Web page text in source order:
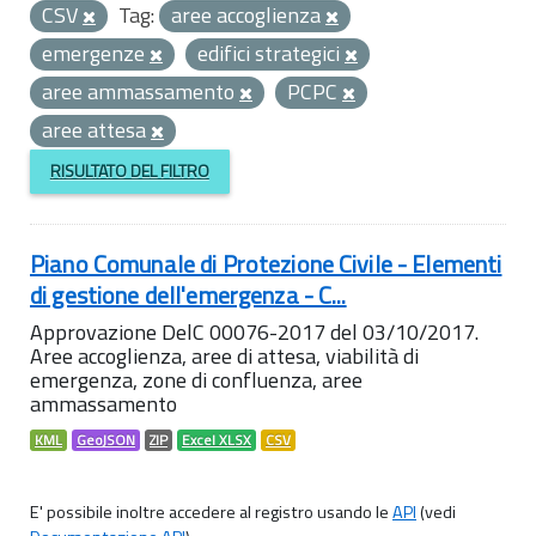
CSV
Tag: aree accoglienza
emergenze
edifici strategici
aree ammassamento
PCPC
aree attesa
RISULTATO DEL FILTRO
Piano Comunale di Protezione Civile - Elementi
di gestione dell'emergenza - C...
Approvazione DelC 00076-2017 del 03/10/2017.
Aree accoglienza, aree di attesa, viabilità di
emergenza, zone di confluenza, aree
ammassamento
KML GeoJSON ZIP Excel XLSX CSV
E' possibile inoltre accedere al registro usando leAPI(vedi